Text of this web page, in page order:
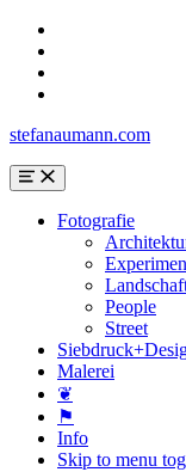
form
footer
stefanaumann.com
Menu
Fotografie
People
Street
Malerei
❦
⚑
Info
Skip to menu